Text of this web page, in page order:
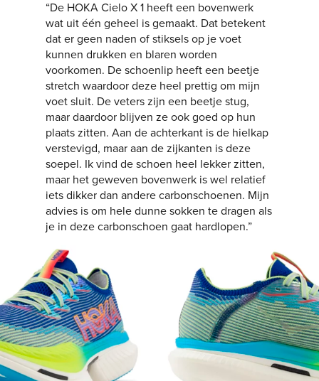
“De HOKA Cielo X 1 heeft een bovenwerk
wat uit één geheel is gemaakt. Dat betekent
dat er geen naden of stiksels op je voet
kunnen drukken en blaren worden
voorkomen. De schoenlip heeft een beetje
stretch waardoor deze heel prettig om mijn
voet sluit. De veters zijn een beetje stug,
maar daardoor blijven ze ook goed op hun
plaats zitten. Aan de achterkant is de hielkap
verstevigd, maar aan de zijkanten is deze
soepel. Ik vind de schoen heel lekker zitten,
maar het geweven bovenwerk is wel relatief
iets dikker dan andere carbonschoenen. Mijn
advies is om hele dunne sokken te dragen als
je in deze carbonschoen gaat hardlopen.”